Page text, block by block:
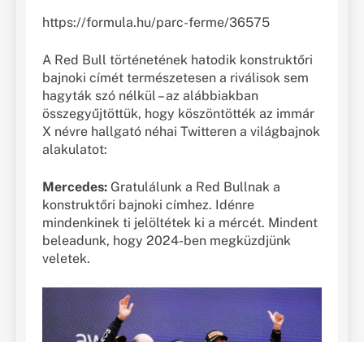
https://formula.hu/parc-ferme/36575
A Red Bull történetének hatodik konstruktőri
bajnoki címét természetesen a riválisok sem
hagyták szó nélkül – az alábbiakban
összegyűjtöttük, hogy köszöntötték az immár
X névre hallgató néhai Twitteren a világbajnok
alakulatot:
Mercedes: Gratulálunk a Red Bullnak a
konstruktőri bajnoki címhez. Idénre
mindenkinek ti jelöltétek ki a mércét. Mindent
beleadunk, hogy 2024-ben megküzdjünk
veletek.